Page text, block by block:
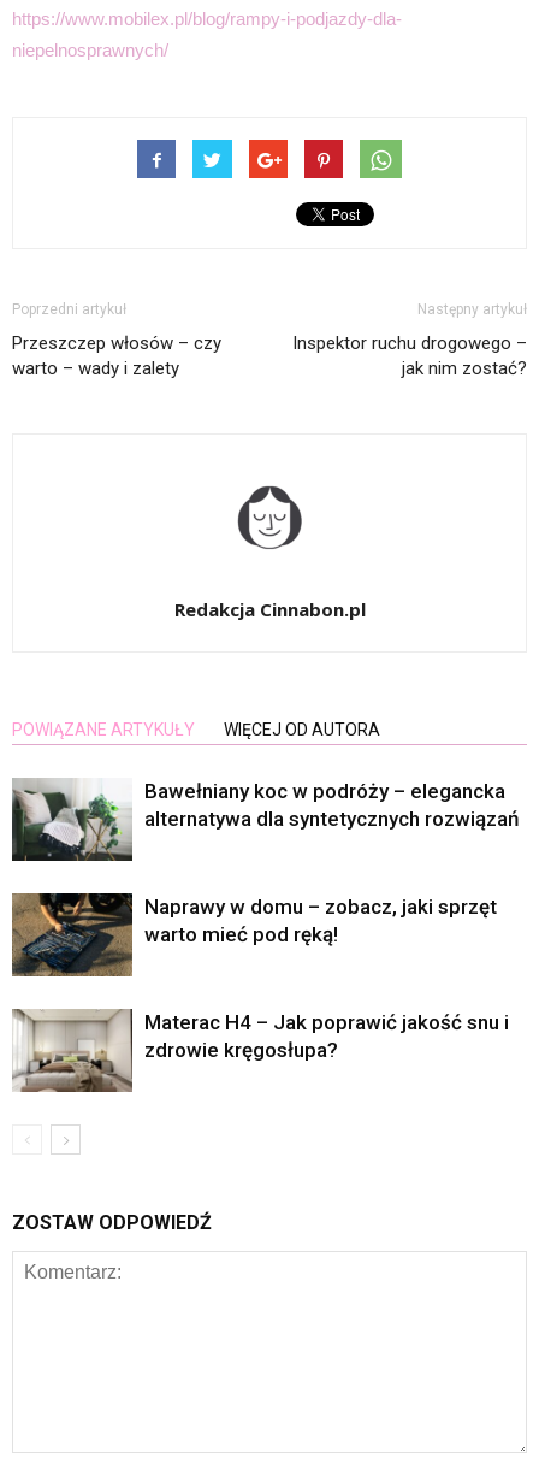
https://www.mobilex.pl/blog/rampy-i-podjazdy-dla-
niepelnosprawnych/
Poprzedni artykuł
Przeszczep włosów – czy
warto – wady i zalety
Następny artykuł
Inspektor ruchu drogowego –
jak nim zostać?
Redakcja Cinnabon.pl
POWIĄZANE ARTYKUŁY WIĘCEJ OD AUTORA
Bawełniany koc w podróży – elegancka
alternatywa dla syntetycznych rozwiązań
Naprawy w domu – zobacz, jaki sprzęt
warto mieć pod ręką!
Materac H4 – Jak poprawić jakość snu i
zdrowie kręgosłupa?
ZOSTAW ODPOWIEDŹ